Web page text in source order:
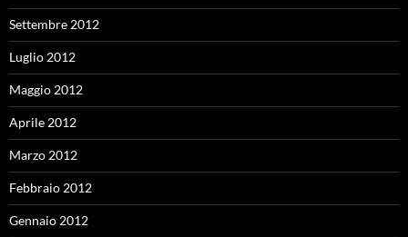
Settembre 2012
Luglio 2012
Maggio 2012
Aprile 2012
Marzo 2012
Febbraio 2012
Gennaio 2012